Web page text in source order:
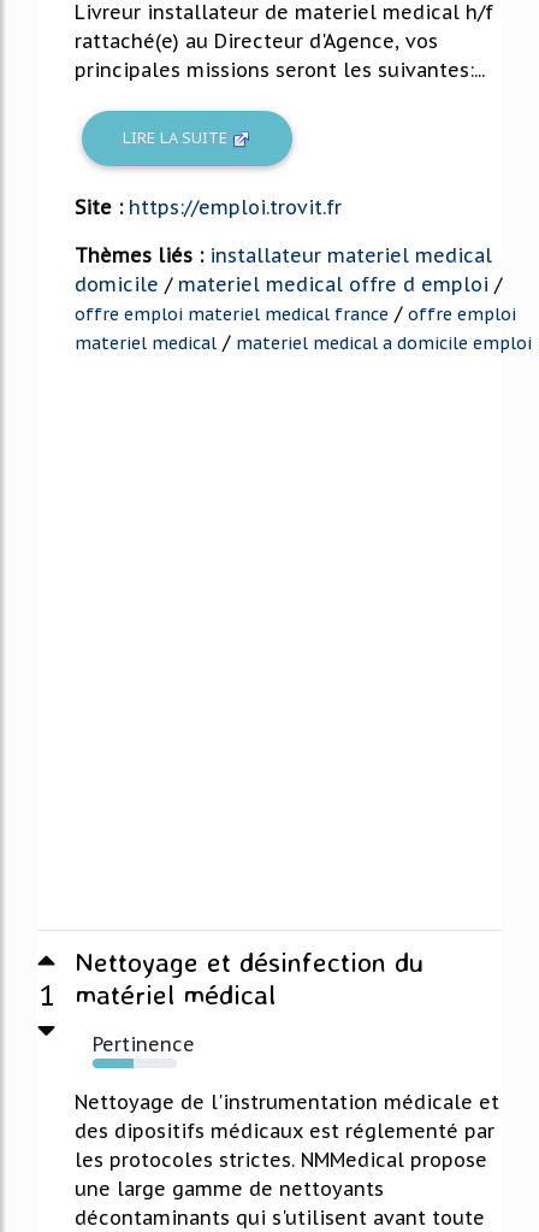
Livreur installateur de materiel medical h/f
rattaché(e) au Directeur d'Agence, vos
principales missions seront les suivantes:...
LIRE LA SUITE
Site : https://emploi.trovit.fr
Thèmes liés : installateur materiel medical
domicile / materiel medical offre d emploi /
offre emploi materiel medical france / offre emploi
materiel medical / materiel medical a domicile emploi
1
Nettoyage et désinfection du
matériel médical
Pertinence
49%
Nettoyage de l'instrumentation médicale et
des dipositifs médicaux est réglementé par
les protocoles strictes. NMMedical propose
une large gamme de nettoyants
décontaminants qui s'utilisent avant toute